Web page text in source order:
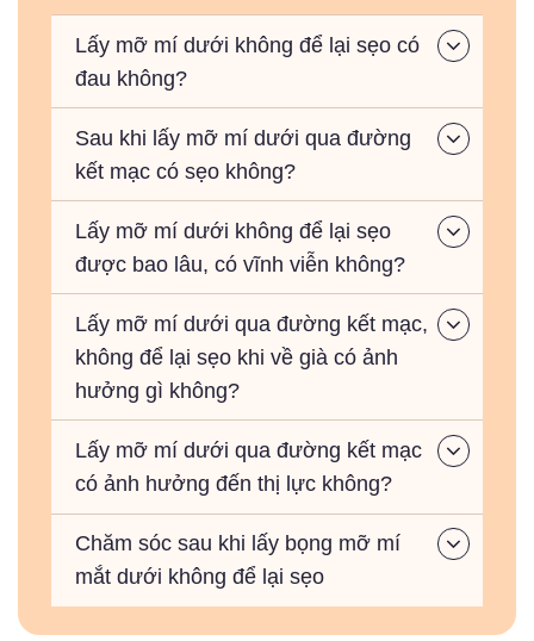
Lấy mỡ mí dưới không để lại sẹo có
đau không?
Sau khi lấy mỡ mí dưới qua đường
kết mạc có sẹo không?
Lấy mỡ mí dưới không để lại sẹo
được bao lâu, có vĩnh viễn không?
Lấy mỡ mí dưới qua đường kết mạc,
không để lại sẹo khi về già có ảnh
hưởng gì không?
Lấy mỡ mí dưới qua đường kết mạc
có ảnh hưởng đến thị lực không?
Chăm sóc sau khi lấy bọng mỡ mí
mắt dưới không để lại sẹo